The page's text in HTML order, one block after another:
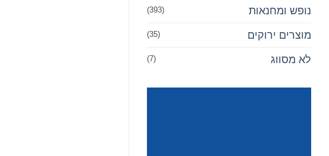
נופש ומחנאות (393)
מוצרים ירוקים (35)
לא מסווג (7)